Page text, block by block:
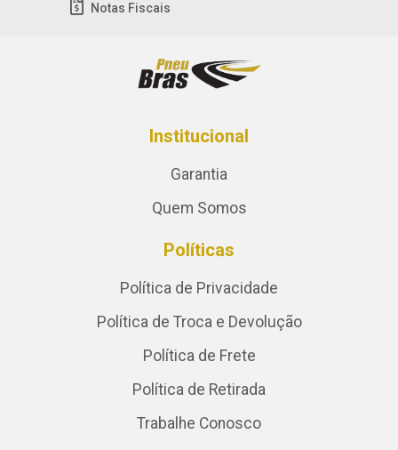
Notas Fiscais
Institucional
Garantia
Quem Somos
Políticas
Política de Privacidade
Política de Troca e Devolução
Política de Frete
Política de Retirada
Trabalhe Conosco